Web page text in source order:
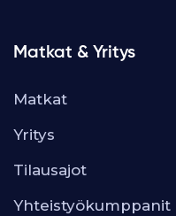
Matkat & Yritys
Matkat
Yritys
Tilausajot
Yhteistyökumppanit